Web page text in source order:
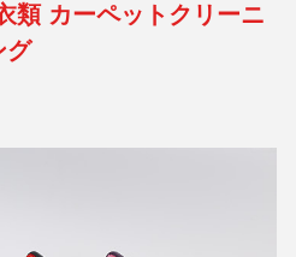
類 カーペットクリーニ
グ